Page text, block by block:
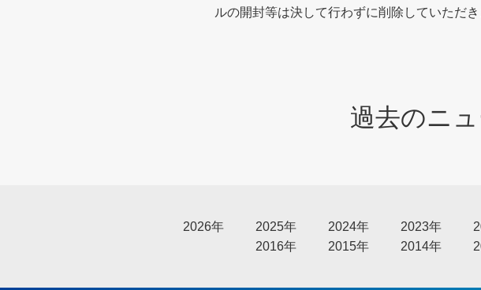
ルの開封等は決して行わずに削除していただ
過去のニ
2026年 2025年 2024年 2023年
2016年
2015年 2014年